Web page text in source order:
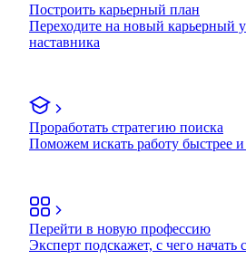
Построить карьерный план
Переходите на новый карьерный
наставника
Проработать стратегию поиска
Поможем искать работу быстрее
Перейти в новую профессию
Эксперт подскажет, с чего начать